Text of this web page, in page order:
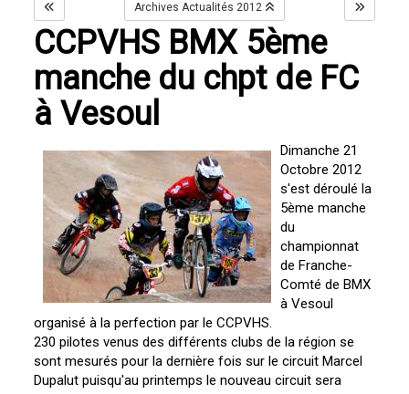
Archives Actualités 2012
CCPVHS BMX 5ème
manche du chpt de FC
à Vesoul
Dimanche 21
Octobre 2012
s'est déroulé la
5ème manche
du
championnat
de Franche-
Comté de BMX
à Vesoul
organisé à la perfection par le CCPVHS.
230 pilotes venus des différents clubs de la région se
sont mesurés pour la dernière fois sur le circuit Marcel
Dupalut puisqu'au printemps le nouveau circuit sera